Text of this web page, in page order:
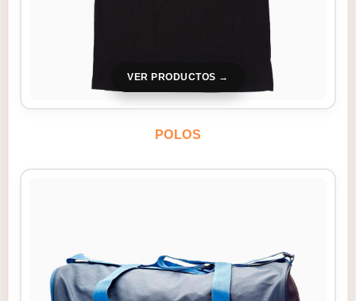
VER PRODUCTOS
POLOS